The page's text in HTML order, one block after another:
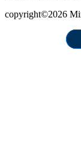
copyright©2026